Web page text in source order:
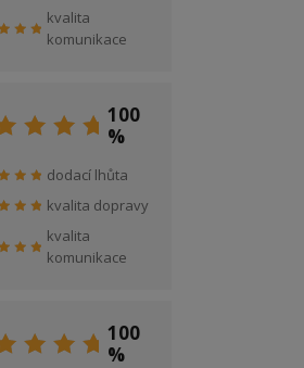
kvalita
komunikace
100
%
dodací lhůta
kvalita dopravy
kvalita
komunikace
100
%